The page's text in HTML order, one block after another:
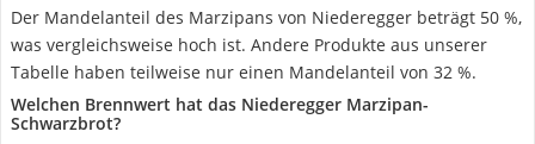
Der Mandelanteil des Marzipans von Niederegger beträgt 50 %,
was vergleichsweise hoch ist. Andere Produkte aus unserer
Tabelle haben teilweise nur einen Mandelanteil von 32 %.
Welchen Brennwert hat das Niederegger Marzipan-
Schwarzbrot?